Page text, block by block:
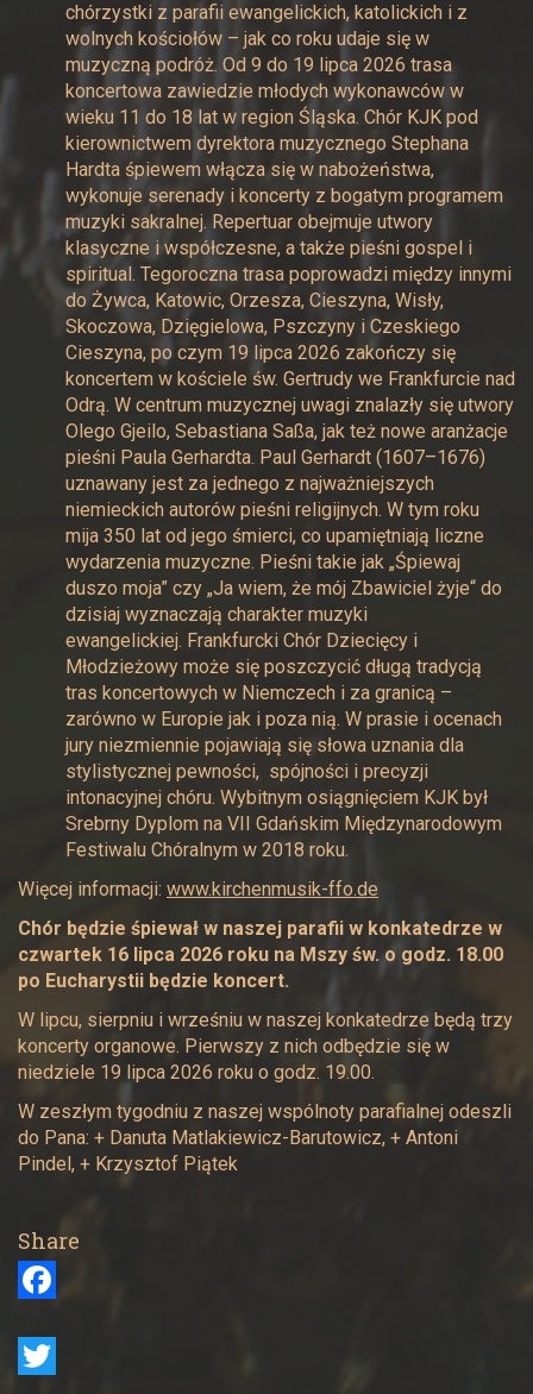
chórzystki z parafii ewangelickich, katolickich i z
wolnych kościołów – jak co roku udaje się w
muzyczną podróż. Od 9 do 19 lipca 2026 trasa
koncertowa zawiedzie młodych wykonawców w
wieku 11 do 18 lat w region Śląska. Chór KJK pod
kierownictwem dyrektora muzycznego Stephana
Hardta śpiewem włącza się w nabożeństwa,
wykonuje serenady i koncerty z bogatym programem
muzyki sakralnej. Repertuar obejmuje utwory
klasyczne i współczesne, a także pieśni gospel i
spiritual. Tegoroczna trasa poprowadzi między innymi
do Żywca, Katowic, Orzesza, Cieszyna, Wisły,
Skoczowa, Dzięgielowa, Pszczyny i Czeskiego
Cieszyna, po czym 19 lipca 2026 zakończy się
koncertem w kościele św. Gertrudy we Frankfurcie nad
Odrą. W centrum muzycznej uwagi znalazły się utwory
Olego Gjeilo, Sebastiana Saßa, jak też nowe aranżacje
pieśni Paula Gerhardta. Paul Gerhardt (1607–1676)
uznawany jest za jednego z najważniejszych
niemieckich autorów pieśni religijnych. W tym roku
mija 350 lat od jego śmierci, co upamiętniają liczne
wydarzenia muzyczne. Pieśni takie jak „Śpiewaj
duszo moja” czy „Ja wiem, że mój Zbawiciel żyje“ do
dzisiaj wyznaczają charakter muzyki
ewangelickiej. Frankfurcki Chór Dziecięcy i
Młodzieżowy może się poszczycić długą tradycją
tras koncertowych w Niemczech i za granicą –
zarówno w Europie jak i poza nią. W prasie i ocenach
jury niezmiennie pojawiają się słowa uznania dla
stylistycznej pewności, spójności i precyzji
intonacyjnej chóru. Wybitnym osiągnięciem KJK był
Srebrny Dyplom na VII Gdańskim Międzynarodowym
Festiwalu Chóralnym w 2018 roku.
Więcej informacji: www.kirchenmusik-ffo.de
Chór będzie śpiewał w naszej parafii w konkatedrze w
czwartek 16 lipca 2026 roku na Mszy św. o godz. 18.00
po Eucharystii będzie koncert.
W lipcu, sierpniu i wrześniu w naszej konkatedrze będą trzy
koncerty organowe. Pierwszy z nich odbędzie się w
niedziele 19 lipca 2026 roku o godz. 19.00.
W zeszłym tygodniu z naszej wspólnoty parafialnej odeszli
do Pana: + Danuta Matlakiewicz-Barutowicz, + Antoni
Pindel, + Krzysztof Piątek
Share
a